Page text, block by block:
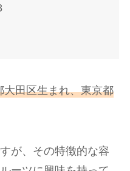
大田区生まれ、東京都
が、その特徴的な容